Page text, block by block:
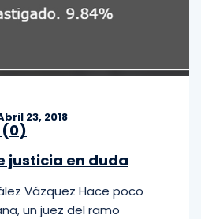
23, 2018
0)
justicia en duda
Vázquez Hace poco
un juez del ramo